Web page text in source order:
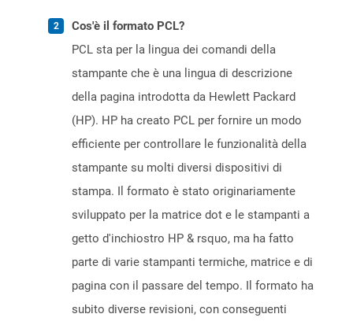
Cos'è il formato PCL?
PCL sta per la lingua dei comandi della
stampante che è una lingua di descrizione
della pagina introdotta da Hewlett Packard
(HP). HP ha creato PCL per fornire un modo
efficiente per controllare le funzionalità della
stampante su molti diversi dispositivi di
stampa. Il formato è stato originariamente
sviluppato per la matrice dot e le stampanti a
getto d'inchiostro HP & rsquo, ma ha fatto
parte di varie stampanti termiche, matrice e di
pagina con il passare del tempo. Il formato ha
subito diverse revisioni, con conseguenti